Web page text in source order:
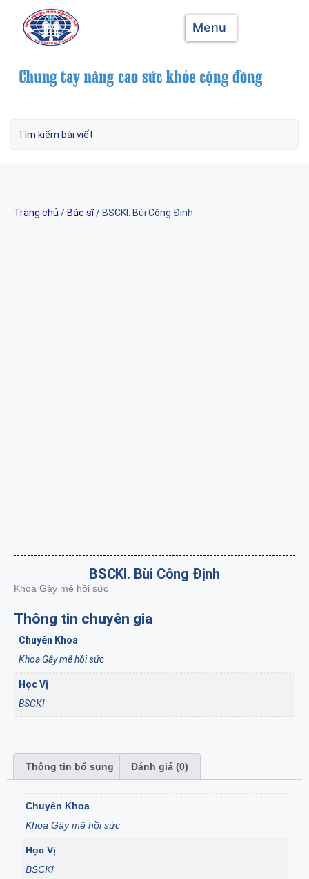
Menu
Trang chủ / Bác sĩ/ BSCKI. Bùi Công Định
BSCKI. Bùi Công Định
Khoa Gây mê hồi sức
Thông tin chuyên gia
Chuyên Khoa
Khoa Gây mê hồi sức
Học Vị
BSCKI
Thông tin bổ sung Đánh giá (0)
Chuyên Khoa
Khoa Gây mê hồi sức
Học Vị
BSCKI